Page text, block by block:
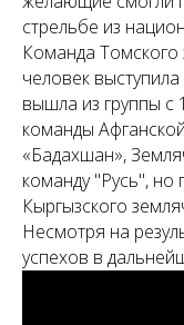
стрельбе из
Команда Томского
человек
вышла из группы с
команды
«Бадахшан»,
команду "Русь",
Кыргызского
Несмотря на
успехов в